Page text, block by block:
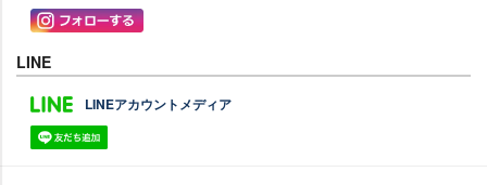
LINE
LINEアカウントメディア